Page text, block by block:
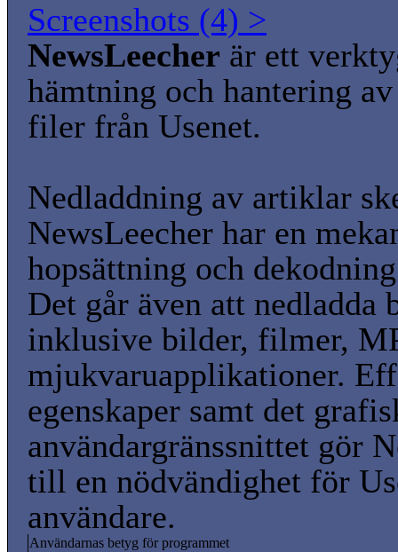
Screenshots (4) >
NewsLeecher är ett
hämtning och hantering
filer från Usenet.
Nedladdning av artiklar
NewsLeecher har en
hopsättning och
Det går även att nedladda
inklusive bilder, filmer,
mjukvaruapplikationer.
egenskaper samt det
användargränssnittet gör
till en nödvändighet för
användare.
Användarnas betyg för programmet